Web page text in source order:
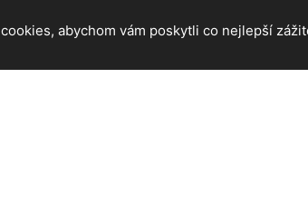
abychom vám poskytli co nejlepší